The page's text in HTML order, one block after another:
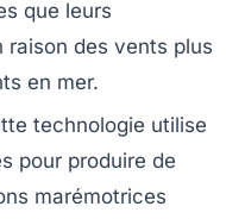
que leurs
raison des vents plus
en mer.
technologie utilise
pour produire de
marémotrices